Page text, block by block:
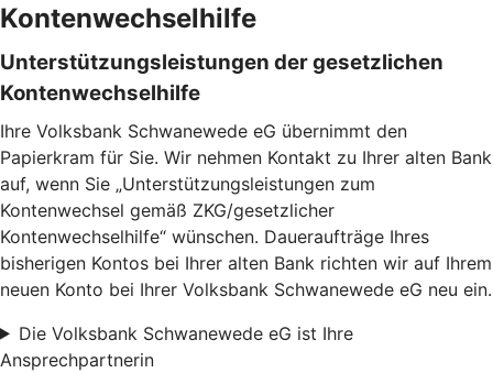
Kontenwechselhilfe
Unterstützungsleistungen der gesetzlichen
Kontenwechselhilfe
Ihre Volksbank Schwanewede eG übernimmt den
Papierkram für Sie. Wir nehmen Kontakt zu Ihrer alten Bank
auf, wenn Sie „Unterstützungsleistungen zum
Kontenwechsel gemäß ZKG/gesetzlicher
Kontenwechselhilfe“ wünschen. Daueraufträge Ihres
bisherigen Kontos bei Ihrer alten Bank richten wir auf Ihrem
neuen Konto bei Ihrer Volksbank Schwanewede eG neu ein.
Die Volksbank Schwanewede eG ist Ihre
Ansprechpartnerin